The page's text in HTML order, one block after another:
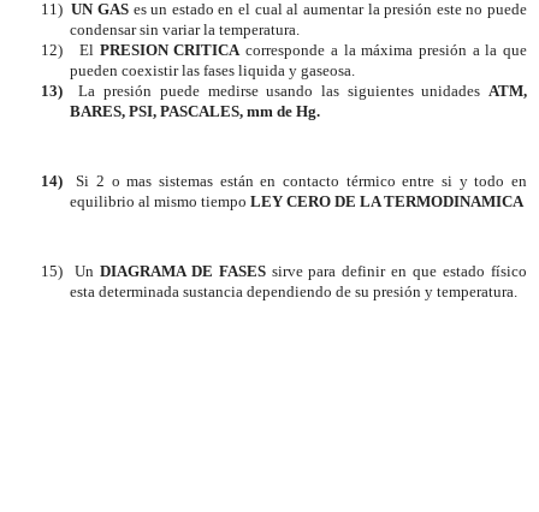
11) UN GASes un estado en el cual al aumentar la presión este no puede
condensar sin variar la temperatura.
12)
El PRESION CRITICAcorresponde a la máxima presión a la que
pueden coexistir las fases liquida y gaseosa.
13)
La presión puede medirse usando las siguientes unidadesATM,
BARES, PSI, PASCALES, mm de Hg.
14)
Si 2 o mas sistemas están en contacto térmico entre si y todo en
equilibrio al mismo tiempo LEY CERO DE LA TERMODINAMICA
15) UnDIAGRAMA DE FASESsirve para definir en que estado físico
esta determinada sustancia dependiendo de su presión y temperatura.